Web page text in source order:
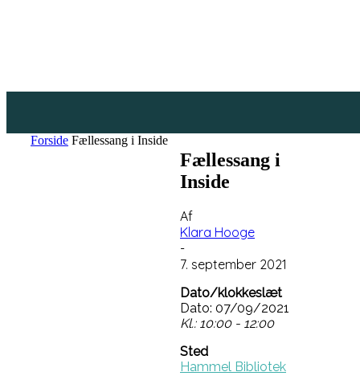
Forside Fællessang i Inside
Fællessang i
Inside
Af
Klara Hooge
-
7. september 2021
Dato/klokkeslæt
Dato: 07/09/2021
Kl.: 10:00 - 12:00
Sted
Hammel Bibliotek